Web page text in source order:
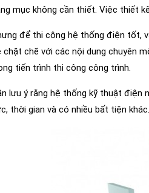
mục không cần thiết. Việc thiết
để thi công hệ thống điện tốt,
chặt chẽ với các nội dung chuyên
tiến trình thi công công trình.
lưu ý rằng hệ thống kỹ thuật điện
thời gian và có nhiều bất tiện khác.